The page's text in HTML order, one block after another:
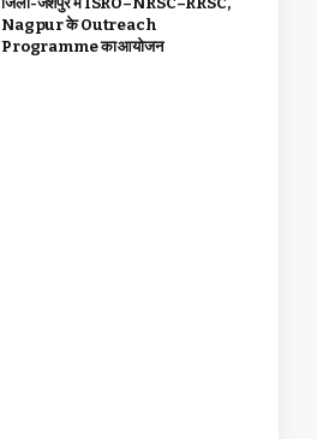
Nagpur के Outreach
Programme का आयोजन